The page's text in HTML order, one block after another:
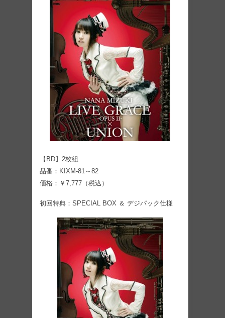
【BD】2枚組
品番：KIXM-81～82
価格：￥7,777（税込）
初回特典：SPECIAL BOX ＆ デジパック仕様